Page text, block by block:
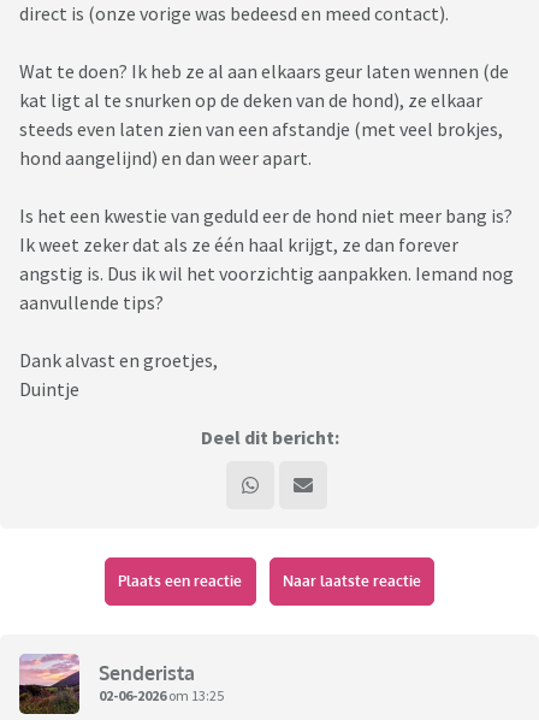
direct is (onze vorige was bedeesd en meed contact).
Wat te doen? Ik heb ze al aan elkaars geur laten wennen (de
kat ligt al te snurken op de deken van de hond), ze elkaar
steeds even laten zien van een afstandje (met veel brokjes,
hond aangelijnd) en dan weer apart.
Is het een kwestie van geduld eer de hond niet meer bang is?
Ik weet zeker dat als ze één haal krijgt, ze dan forever
angstig is. Dus ik wil het voorzichtig aanpakken. Iemand nog
aanvullende tips?
Dank alvast en groetjes,
Duintje
Deel dit bericht:
Plaats een reactie Naar laatste reactie
Senderista
02-06-2026om 13:25